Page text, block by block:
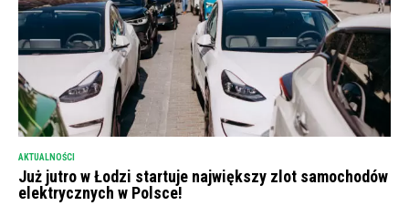
AKTUALNOŚCI
Już jutro w Łodzi startuje największy zlot samochodów
elektrycznych w Polsce!